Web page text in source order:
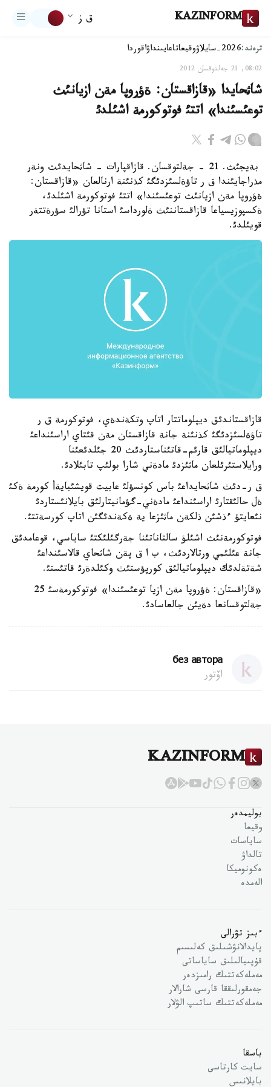
KAZINFORM ق ز
ترەند:2026-سايلاۋ وقيعاتاعايىنداۋاقوردا
08:02, 21 جەلتوقسان 2012
شاثحايدا «قازاقستان: ةؤروپا مةن ازيانئث
توعئسئندا» اتتئ فوتوكورمة اشئلدئ
بةيجئث. 21 - جةلتوقسان. قازاقپارات - شاثحايدئث ونةر
مذراجايئندا ق ر تاؤةلسئزدئگئ كذنئنة ارنالعان «قازاقستان:
ةؤروپا مةن ازيانئث توعئسئندا» اتتئ فوتوكورمة اشئلدئ،
ةكسپوزيسياعا قازاقستاننئث ةلورداسئ استانا تؤرالئ سؤرةتتةر
قويئلدئ.
قازاقستاندئق ديپلوماتتار اتاپ وتكةندةي، فوتوكورمة ق ر
تاؤةلسئزدئگئ كذنئنة جانة قازاقستان مةن قئتاي اراسئنداعئ
ديپلوماتيالئق قارئم-قاتئناستاردئث 20 جئلدئعئنا
ورايلاستئرئلعان ماثئزدئ مادةني شارا بولئپ تابئلادئ.
ق ر-دئث شاثحايداعئ باس كونسؤلئ عابيت قويشئبايةأ كورمة ةكئ
ةل حالئقتارئ اراسئنداعئ مادةني-گؤمانيتارلئق بايلانئستاردئ
نئعايتؤ ءذشئن ذلكةن ماثئزعا ية ةكةندئگئن اتاپ كورسةتتئ.
فوتوكورمةنئث اشئلؤ سالتاناتئنا جةرگئلئكتئ ساياسي، قوعامدئق
جانة عئلئمي ورتالاردئث، ب ا ق پةن شاثحاي قالاسئنداعئ
شةتةلدئك ديپلوماتيالئق كورپؤستئث وكئلدةرئ قاتئستئ.
«قازاقستان: ةؤروپا مةن ازيا توعئسئندا» فوتوكورمةسئ 25
جةلتوقسانعا دةيئن جالعاسادئ.
без автора
اۆتور
KAZINFORM
بوليمدەر
وقيعا
ساياسات
تالداۋ
ەكونوميكا
الەمدە
ءبىز تۋرالى
پايدالانۋشىلىق كەلىسىم
قۇپىيالىلىق ساياساتى
مەملەكەتتىك رامىزدەر
جەمقورلىققا قارسى شارالار
مەملەكەتتىك ساتىپ الۋلار
باسقا
سايت كارتاسى
بايلانىس